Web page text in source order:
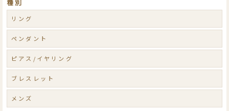
種別
リング
ペンダント
ピアス/イヤリング
ブレスレット
メンズ